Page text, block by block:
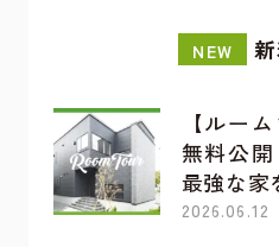
NEW
【ルー
無料公
最強な家
2026.06.12